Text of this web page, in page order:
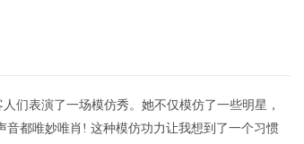
们表演了一场模仿秀。她不仅模仿了一些明星，
都唯妙唯肖! 这种模仿功力让我想到了一个习惯